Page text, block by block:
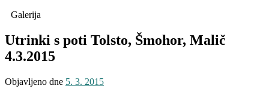
Galerija
Utrinki s poti Tolsto, Šmohor, Malič
4.3.2015
Objavljeno dne 5. 3. 2015